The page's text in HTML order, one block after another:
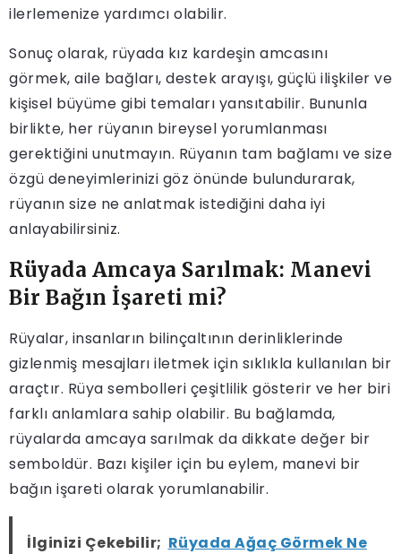
ilerlemenize yardımcı olabilir.
Sonuç olarak, rüyada kız kardeşin amcasını
görmek, aile bağları, destek arayışı, güçlü ilişkiler ve
kişisel büyüme gibi temaları yansıtabilir. Bununla
birlikte, her rüyanın bireysel yorumlanması
gerektiğini unutmayın. Rüyanın tam bağlamı ve size
özgü deneyimlerinizi göz önünde bulundurarak,
rüyanın size ne anlatmak istediğini daha iyi
anlayabilirsiniz.
Rüyada Amcaya Sarılmak: Manevi
Bir Bağın İşareti mi?
Rüyalar, insanların bilinçaltının derinliklerinde
gizlenmiş mesajları iletmek için sıklıkla kullanılan bir
araçtır. Rüya sembolleri çeşitlilik gösterir ve her biri
farklı anlamlara sahip olabilir. Bu bağlamda,
rüyalarda amcaya sarılmak da dikkate değer bir
semboldür. Bazı kişiler için bu eylem, manevi bir
bağın işareti olarak yorumlanabilir.
İlginizi Çekebilir; Rüyada Ağaç Görmek Ne